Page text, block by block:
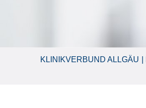
KLINIKVERBUND ALLGÄU